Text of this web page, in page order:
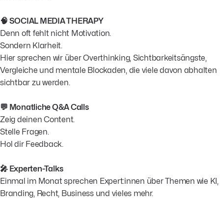
🧠 SOCIAL MEDIA THERAPY
Denn oft fehlt nicht Motivation.
Sondern Klarheit.
Hier sprechen wir über Overthinking, Sichtbarkeitsängste,
Vergleiche und mentale Blockaden, die viele davon abhalten
sichtbar zu werden.
💬 Monatliche Q&A Calls
Zeig deinen Content.
Stelle Fragen.
Hol dir Feedback.
🎤 Experten-Talks
Einmal im Monat sprechen Expert:innen über Themen wie KI,
Branding, Recht, Business und vieles mehr.